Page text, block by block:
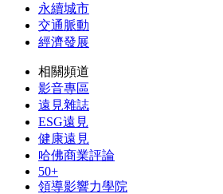
永續城市
交通脈動
經濟發展
相關頻道
影音專區
遠見雜誌
ESG遠見
健康遠見
哈佛商業評論
50+
領導影響力學院